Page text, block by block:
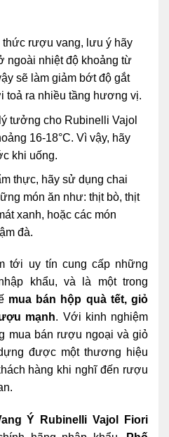
rượu vang, lưu ý hãy
ngoài nhiệt độ khoảng từ
sẽ làm giảm bớt độ gắt
toả ra nhiều tầng hương vị.
tưởng cho Rubinelli Vajol
16-18°C. Vì vậy, hãy
khi uống.
thực, hãy sử dụng chai
món ăn như: thịt bò, thịt
xanh, hoặc các món
đà.
tới uy tín cung cấp những
khẩu, và là một trong
mua bán hộp quà tết, giỏ
mạnh. Với kinh nghiệm
mua bán rượu ngoại và giỏ
được một thương hiệu
hàng khi nghĩ đến rượu
Ý Rubinelli Vajol Fiori